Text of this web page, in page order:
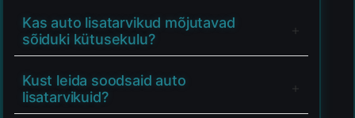
Kas auto lisatarvikud mõjutavad
sõiduki kütusekulu?
Kust leida soodsaid auto
lisatarvikuid?